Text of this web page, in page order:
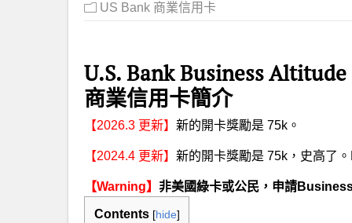
US Bank 商業信用卡
U.S. Bank Business
商業信用卡簡介
【2026.3 更新】 新的開卡獎勵是 75k。
【2024.4 更新】 新的開卡獎勵是 75k，史高了
【Warning】 非美國綠卡或公民，申請
Contents [hide]